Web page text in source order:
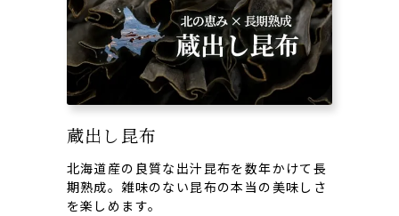
蔵出し昆布
北海道産の良質な出汁昆布を数年かけて長
期熟成。雑味のない昆布の本当の美味しさ
を楽しめます。